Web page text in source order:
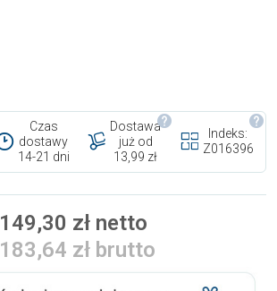
Czas
dostawy
14-21 dni
Dostawa
już od
13,99 zł
Indeks:
Z016396
149,30 zł netto
183,64 zł brutto